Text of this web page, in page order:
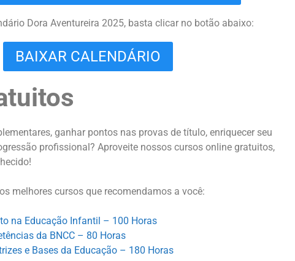
Dora Aventureira 2025, basta clicar no botão abaixo:
BAIXAR CALENDÁRIO
ganhar pontos nas provas de título, enriquecer seu
profissional? Aproveite nossos cursos online gratuitos,
melhores cursos que recomendamos a você:
na Educação Infantil – 100 Horas
da BNCC – 80 Horas
e Bases da Educação – 180 Horas